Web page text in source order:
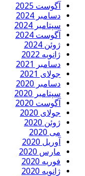
آگوست 2025
دسامبر 2024
سپتامبر 2024
آگوست 2024
ژوئن 2024
ژانویه 2022
دسامبر 2021
جولای 2021
دسامبر 2020
سپتامبر 2020
آگوست 2020
جولای 2020
ژوئن 2020
می 2020
آوریل 2020
مارس 2020
فوریه 2020
ژانویه 2020